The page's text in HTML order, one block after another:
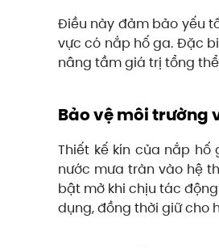
Điều này đảm bảo yếu
vực có nắp hố ga. Đặc
nâng tầm giá trị tổng
Bảo vệ môi trường
Thiết kế kín của nắp
nước mưa tràn vào hệ
bật mở khi chịu tác
dụng, đồng thời giữ cho